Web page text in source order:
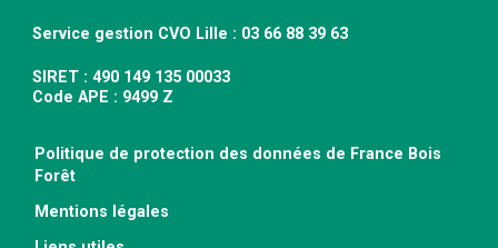
Service gestion CVO Lille : 03 66 88 39 63
SIRET : 490 149 135 00033
Code APE : 9499 Z
Politique de protection des données de France Bois
Forêt
Mentions légales